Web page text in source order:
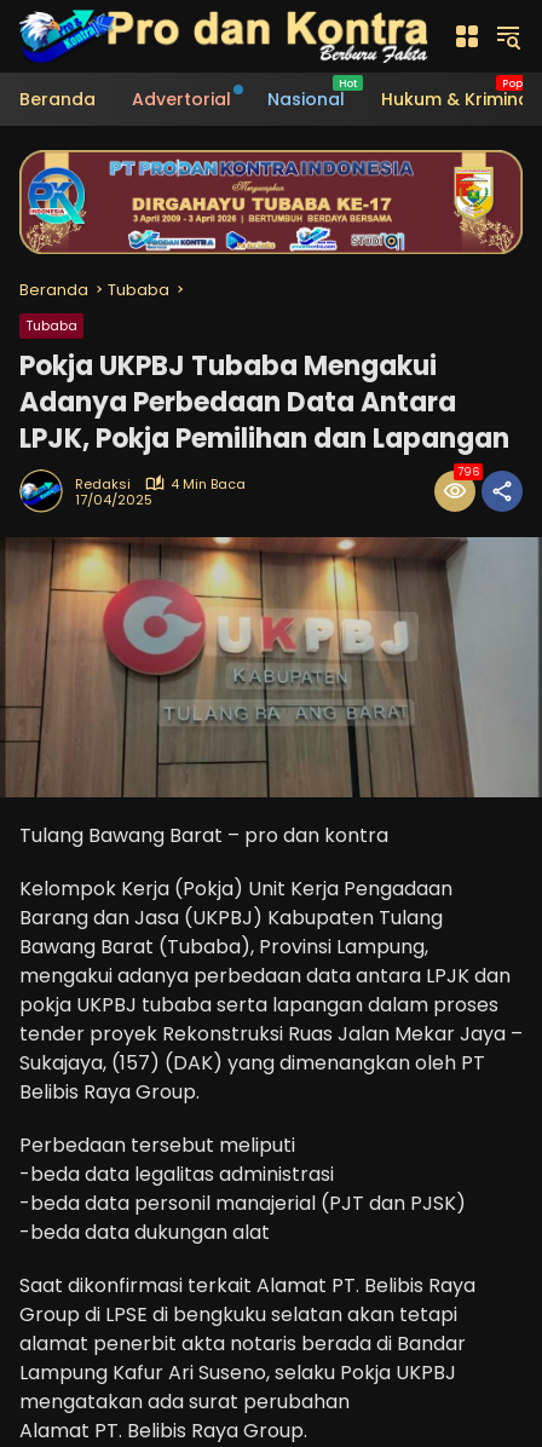
Langsung
konten
Beranda
Advertorial Nasional Hukum & Kriminal
Beranda Tubaba
Tubaba
Pokja UKPBJ Tubaba Mengakui
Adanya Perbedaan Data Antara
LPJK, Pokja Pemilihan dan Lapangan
Redaksi
4 Min Baca
17/04/2025
796
Tulang Bawang Barat – pro dan kontra
Kelompok Kerja (Pokja) Unit Kerja Pengadaan
Barang dan Jasa (UKPBJ) Kabupaten Tulang
Bawang Barat (Tubaba), Provinsi Lampung,
mengakui adanya perbedaan data antara LPJK dan
pokja UKPBJ tubaba serta lapangan dalam proses
tender proyek Rekonstruksi Ruas Jalan Mekar Jaya –
Sukajaya, (157) (DAK) yang dimenangkan oleh PT
Belibis Raya Group.
Perbedaan tersebut meliputi
-beda data legalitas administrasi
-beda data personil manajerial (PJT dan PJSK)
-beda data dukungan alat
Saat dikonfirmasi terkait Alamat PT. Belibis Raya
Group di LPSE di bengkuku selatan akan tetapi
alamat penerbit akta notaris berada di Bandar
Lampung Kafur Ari Suseno, selaku Pokja UKPBJ
mengatakan ada surat perubahan
Alamat PT. Belibis Raya Group.